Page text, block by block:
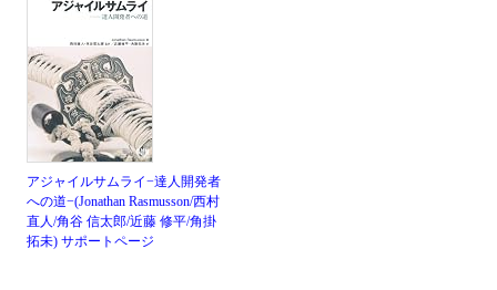
アジャイルサムライ−達人開発者
への道−(Jonathan Rasmusson/西村
直人/角谷 信太郎/近藤 修平/角掛
拓未) サポートページ